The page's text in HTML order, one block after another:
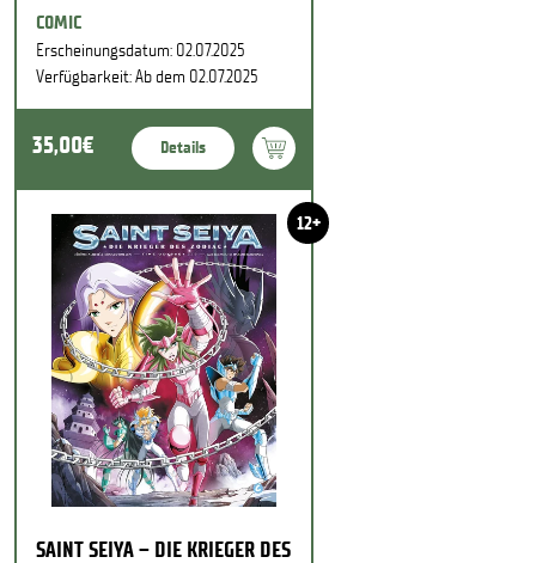
COMIC
Erscheinungsdatum: 02.07.2025
Verfügbarkeit: Ab dem 02.07.2025
35,00€ Details
12+
SAINT SEIYA – DIE KRIEGER DES